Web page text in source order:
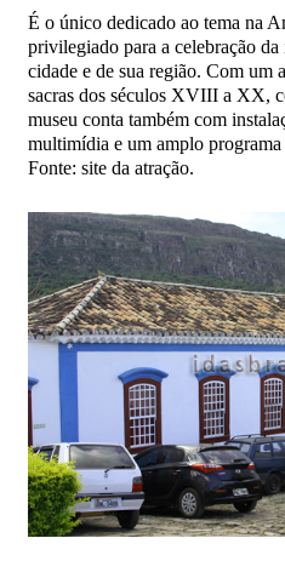
É o único dedicado ao tema na
privilegiado para a celebração
cidade e de sua região. Com um
sacras dos séculos XVIII a XX,
museu conta também com
multimídia e um amplo
Fonte: site da atração.